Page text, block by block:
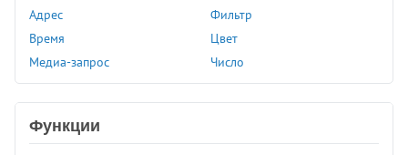
border-bottom-width
border-collapse
border-color
border-end-end-radius
border-end-start-radius
border-image
Адрес
Время
Медиа-запрос
Фильтр
Цвет
Число
Функции